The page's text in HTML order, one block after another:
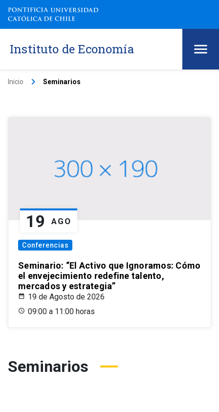
Instituto de Economía
Inicio keyboard_arrow_right Seminarios
19 AGO
Conferencias
Seminario: “El Activo que Ignoramos: Cómo
el envejecimiento redefine talento,
mercados y estrategia”
19 de Agosto de 2026
09:00 a 11:00 horas
Seminarios